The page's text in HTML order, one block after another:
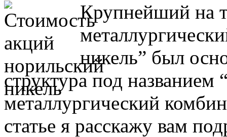
Крупнейший на
никель” был
структура под
металлургический
статье я расскажу вам